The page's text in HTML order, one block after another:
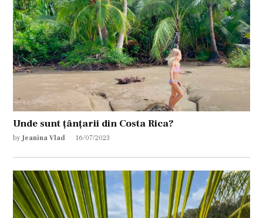
Unde sunt țânțarii din Costa Rica?
by Jeanina Vlad 16/07/2023